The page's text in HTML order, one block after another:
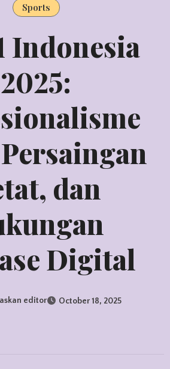
Sports
Indonesia
2025:
dan
Digital
editor October 18, 2025